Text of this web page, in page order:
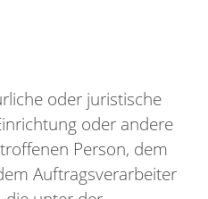
oder juristische
oder andere
Person, dem
Auftragsverarbeiter